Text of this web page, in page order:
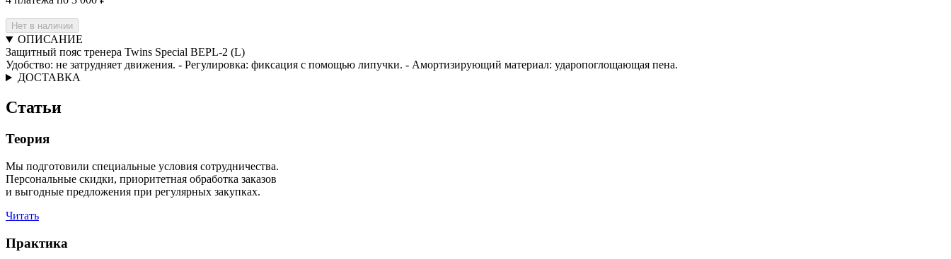
Нет в наличии
ОПИСАНИЕ
Защитный пояс тренера Twins Special BEPL-2 (L)
Удобство: не затрудняет движения. - Регулировка: фиксация с помощью липучки. - Амортизирующий материал: ударопоглощающая пена.
ДОСТАВКА
Статьи
Теория
Мы подготовили специальные условия сотрудничества.
Персональные скидки, приоритетная обработка заказов
и выгодные предложения при регулярных закупках.
Читать
Практика